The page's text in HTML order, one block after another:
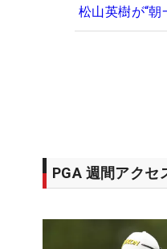
松山英樹が“
PGA 週間アクセ